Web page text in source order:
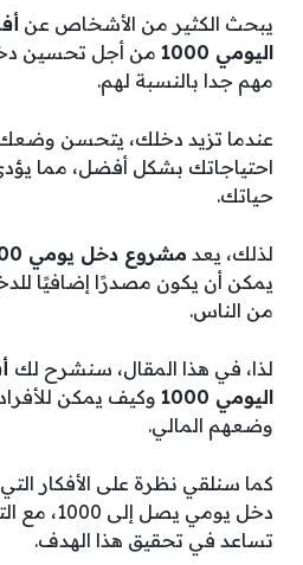
يبحث الكثير من الأشخاص عن
اليومي 1000
من أجل تحسين
مهم جدا بالنسبة لهم.
عندما تزيد دخلك، يتحسن وضعك
احتياجاتك بشكل أفضل، مما
حياتك.
لذلك، يعد مشروع دخل يومي 1000
يمكن أن يكون مصدرًا إضافيًا
من الناس.
لذا، في هذا المقال، سنشرح لك
اليومي 1000
وكيف يمكن
وضعهم المالي.
كما سنلقي نظرة على الأفكار
دخل يومي
تساعد في تحقيق هذا الهدف.